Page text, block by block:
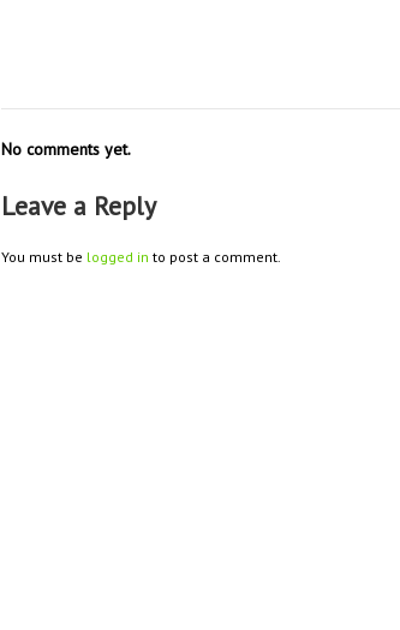
No comments yet.
Leave a Reply
You must be logged in to post a comment.